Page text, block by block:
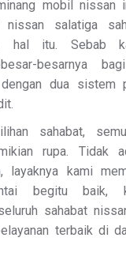
mobil nissan
nissan salatiga
hal itu. Sebab
besarnya
dua sistem
sahabat,
rupa. Tidak
layaknya kami
begitu baik,
sahabat
terbaik di